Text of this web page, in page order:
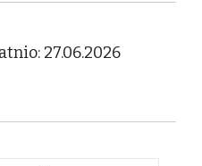
27.06.2026